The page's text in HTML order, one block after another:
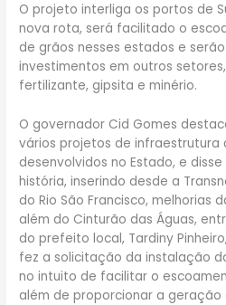
O projeto interliga os portos de
nova rota, será facilitado o
de grãos nesses estados e
investimentos em outros
fertilizante, gipsita e minério.
O governador Cid Gomes
vários projetos de infraestrutura
desenvolvidos no Estado, e
história, inserindo desde a
do Rio São Francisco, melhorias
além do Cinturão das Águas,
do prefeito local, Tardiny
fez a solicitação da instalação
no intuito de facilitar o
além de proporcionar a